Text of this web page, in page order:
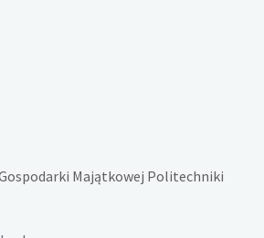
Majątkowej Politechniki